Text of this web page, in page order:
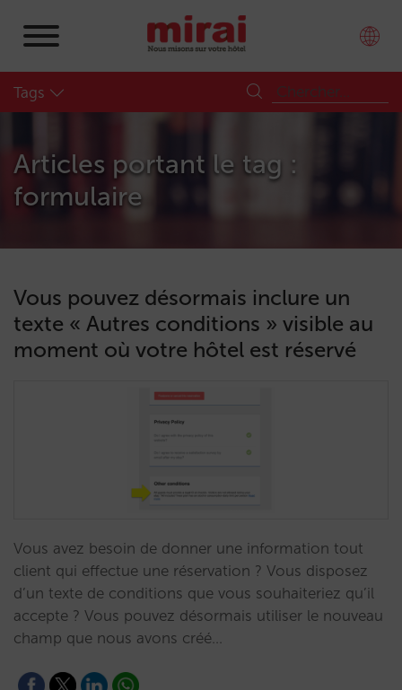
Tags
Articles portant le tag :
formulaire
Vous pouvez désormais inclure un
texte « Autres conditions » visible au
moment où votre hôtel est réservé
Vous avez besoin de donner une information tout
client qui effectue une réservation ? Vous disposez
d’un texte de conditions que vous souhaiteriez qu’il
accepte ? Vous pouvez désormais utiliser le nouveau
champ que nous avons créé…